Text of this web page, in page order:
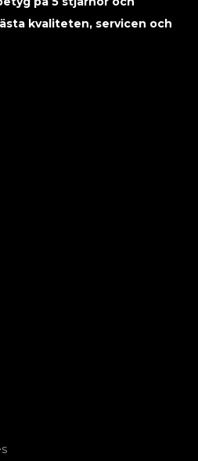
kvaliteten, servicen och